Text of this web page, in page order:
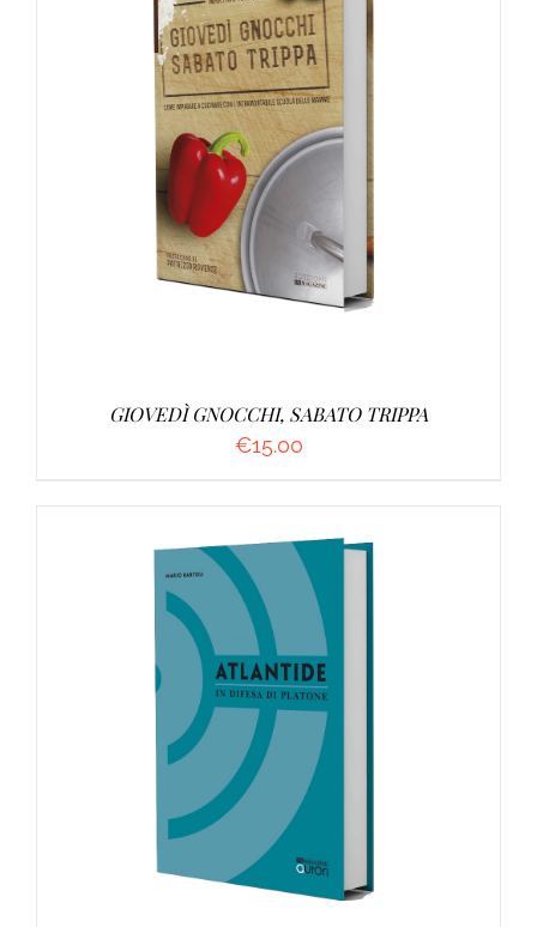
AGGIUNGI AL CARRELLO /
GIOVEDÌ GNOCCHI, SABATO TRIPPA
€15.00
AGGIUNGI AL CARRELLO /